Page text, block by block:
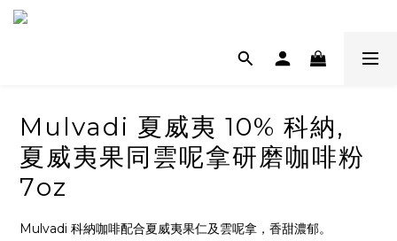
Mulvadi 夏威夷 10% 科納,
夏威夷果同雲呢拿研磨咖啡粉
7oz
Mulvadi 科納咖啡配合夏威夷果仁及雲呢拿，香甜濃郁。